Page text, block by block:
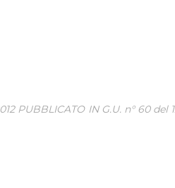
PUBBLICATO IN G.U. n° 60 del